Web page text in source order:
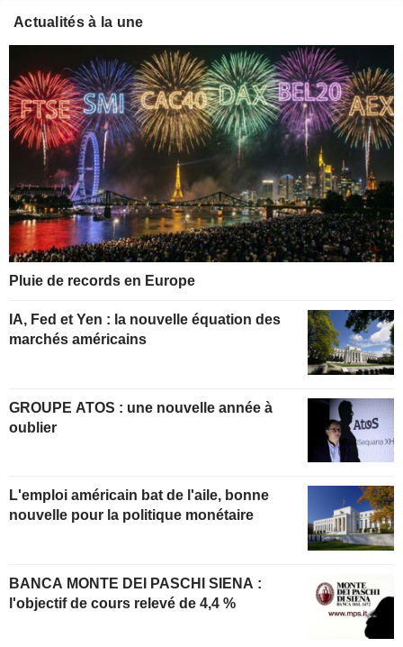
Actualités à la une
Pluie de records en Europe
IA, Fed et Yen : la nouvelle équation des
marchés américains
GROUPE ATOS : une nouvelle année à
oublier
L'emploi américain bat de l'aile, bonne
nouvelle pour la politique monétaire
BANCA MONTE DEI PASCHI SIENA :
l'objectif de cours relevé de 4,4 %